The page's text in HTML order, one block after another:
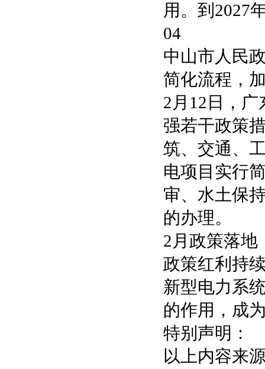
用。到2027
04
中山市人民
简化流程，
2月12日，
强若干政策
筑、交通、
电项目实行
审、水土保
的办理。
2月政策落地
政策红利持
新型电力系
的作用，成
特别声明：
以上内容来